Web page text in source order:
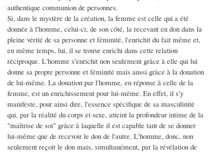
authentique communion de personnes.
Si, dans le mystère de la création, la femme est celle qui a été
donnée à l'homme, celui-ci, de son côté, la recevant en don dans la
pleine vérité de sa personne et féminité, l'enrichit du fait même et,
en même temps, lui, il se trouve enrichi dans cette relation
réciproque. L'homme s'enrichit non seulement grâce à elle qui lui
donne sa propre personne et féminité mais aussi grâce à la donation
de lui-même. La donation par l'homme, en réponse à celle de la
femme, est un enrichissement pour lui-même. En effet, il s'y
manifeste, pour ainsi dire, l'essence spécifique de sa masculinité
qui, par la réalité du corps et sexe, atteint la profondeur intime de la
"maîtrise de soi" grâce à laquelle il est capable tant de se donner
lui-même que de recevoir le don de l'autre. L'homme, donc, non
seulement reçoit le don mais, simultanément, par la révélation de